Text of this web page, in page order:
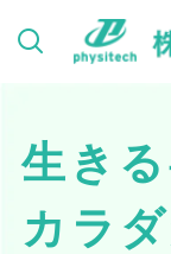
生き
カラ